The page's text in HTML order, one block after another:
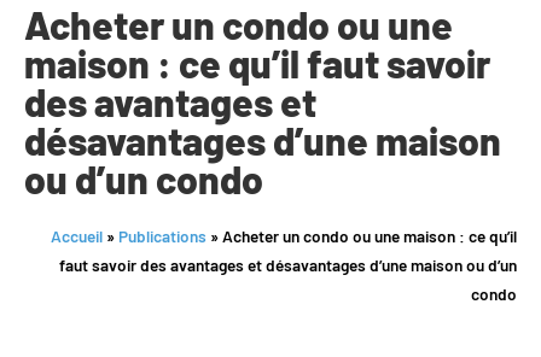
Acheter un condo ou une
maison : ce qu’il faut savoir
des avantages et
désavantages d’une maison
ou d’un condo
Accueil » Publications »Acheter un condo ou une maison : ce qu’il
faut savoir des avantages et désavantages d’une maison ou d’un
condo